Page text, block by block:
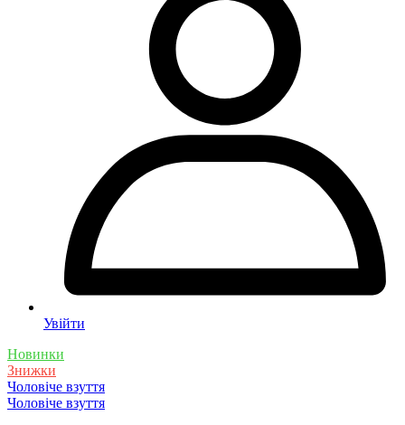
Увійти
Новинки
Знижки
Чоловіче взуття
Чоловіче взуття